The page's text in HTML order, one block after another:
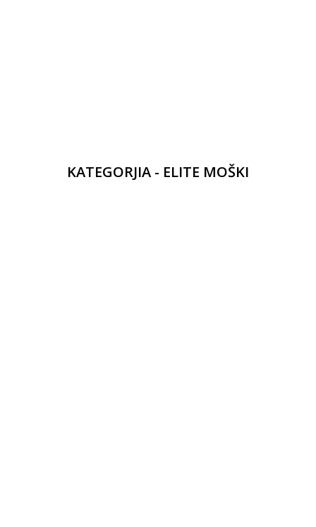
KATEGORJIA - ELITE MOŠKI